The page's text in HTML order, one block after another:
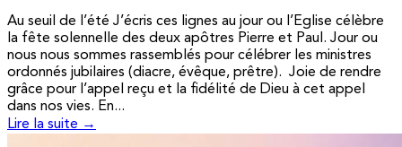
Au seuil de l’été J’écris ces lignes au jour ou l’Eglise célèbre
la fête solennelle des deux apôtres Pierre et Paul. Jour ou
nous nous sommes rassemblés pour célébrer les ministres
ordonnés jubilaires (diacre, évêque, prêtre). Joie de rendre
grâce pour l’appel reçu et la fidélité de Dieu à cet appel
dans nos vies. En...
Lire la suite →